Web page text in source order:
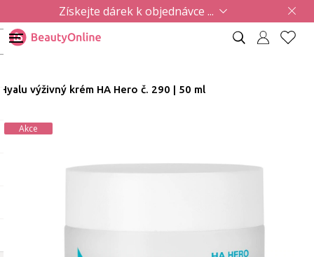
Získejte dárek k objednávce ...
Hyalu výživný krém HA Hero č. 290 | 50 ml
Akce